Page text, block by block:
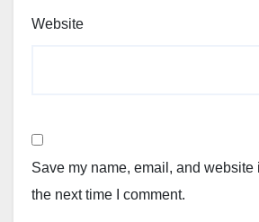
Website
Save my name, email, and website
the next time I comment.